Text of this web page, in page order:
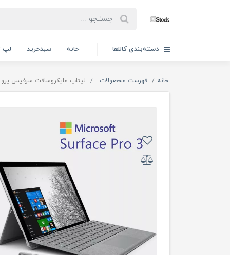
دسته‌بندی کالاها خانه سبدخرید لپ
خانه فهرست محصولات لپتاپ مایکروسافت سرفیس پرو Microsoft Surface Pro 3 با کیبرد و قلم